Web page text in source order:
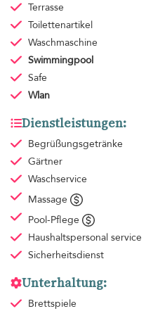
Terrasse
Toilettenartikel
Waschmaschine
Swimmingpool
Safe
Wlan
Dienstleistungen:
Begrüßungsgetränke
Gärtner
Waschservice
Massage
Pool-Pflege
Haushaltspersonal service
Sicherheitsdienst
Unterhaltung:
Brettspiele